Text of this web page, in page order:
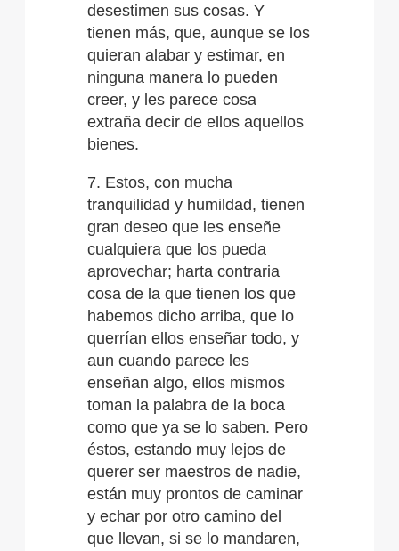
desestimen sus cosas. Y
tienen más, que, aunque se los
quieran alabar y estimar, en
ninguna manera lo pueden
creer, y les parece cosa
extraña decir de ellos aquellos
bienes.
7. Estos, con mucha
tranquilidad y humildad, tienen
gran deseo que les enseñe
cualquiera que los pueda
aprovechar; harta contraria
cosa de la que tienen los que
habemos dicho arriba, que lo
querrían ellos enseñar todo, y
aun cuando parece les
enseñan algo, ellos mismos
toman la palabra de la boca
como que ya se lo saben. Pero
éstos, estando muy lejos de
querer ser maestros de nadie,
están muy prontos de caminar
y echar por otro camino del
que llevan, si se lo mandaren,